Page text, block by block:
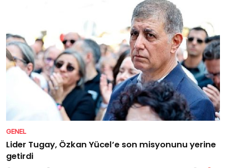
GENEL
Lider Tugay, Özkan Yücel’e son misyonunu yerine
getirdi